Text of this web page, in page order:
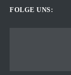
FOLGE UNS: